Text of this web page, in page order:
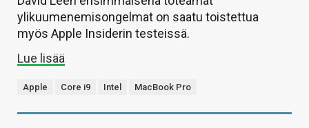
ylikuumenemisongelmat on saatu toistettua
myös Apple Insiderin testeissä.
Lue lisää
Apple Core i9 Intel MacBook Pro